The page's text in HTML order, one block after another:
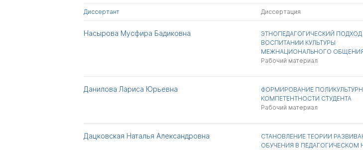
Диссертант Диссертация
Насырова Мусфира Бадиковна
ЭТНОПЕДАГОГИЧЕСКИЙ ПОДХОД
ВОСПИТАНИИ КУЛЬТУРЫ
МЕЖНАЦИОНАЛЬНОГО ОБЩЕНИЯ
Рабочий материал
Данилова Лариса Юрьевна
ФОРМИРОВАНИЕ
КОМПЕТЕНТНОСТИ СТУДЕНТА
Рабочий материал
Дацковская Наталья Александровна
СТАНОВЛЕНИЕ ТЕОРИИ
ОБУЧЕНИЯ В ПЕДАГОГИЧЕСКОМ